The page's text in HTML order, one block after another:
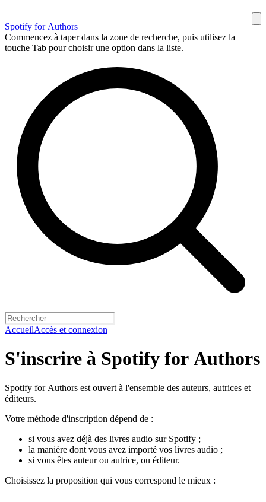
Spotify for Authors
Commencez à taper dans la zone de recherche, puis utilisez la
touche Tab pour choisir une option dans la liste.
AccueilAccès et connexion
S'inscrire à Spotify for Authors
Spotify for Authors est ouvert à l'ensemble des auteurs, autrices et
éditeurs.
Votre méthode d'inscription dépend de :
si vous avez déjà des livres audio sur Spotify ;
la manière dont vous avez importé vos livres audio ;
si vous êtes auteur ou autrice, ou éditeur.
Choisissez la proposition qui vous correspond le mieux :